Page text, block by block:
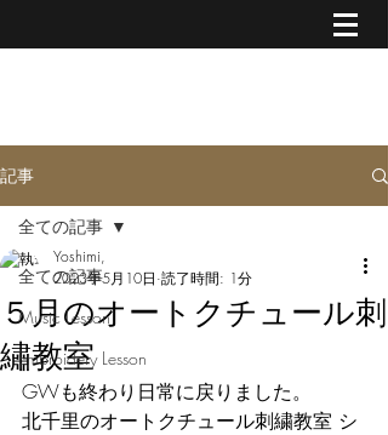
記事
全ての記事
Music Lesson
Embroidery Lesson
全ての記事
５月のオートクチュール刺
繡教室
Yoshimi,
2023年5月10日 読了時間: 1分
GWも終わり日常に戻りました。
北千里のオートクチュール刺繍教室 シ